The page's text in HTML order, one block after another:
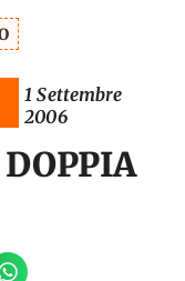
1 Settembre
2006